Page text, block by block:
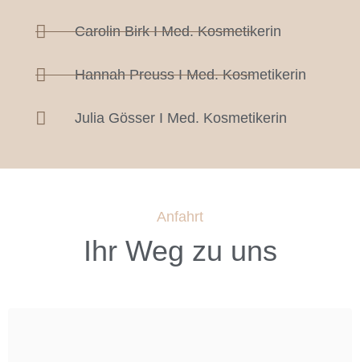
Carolin Birk I Med. Kosmetikerin
Hannah Preuss I Med. Kosmetikerin
Julia Gösser I Med. Kosmetikerin
Anfahrt
Ihr Weg zu uns